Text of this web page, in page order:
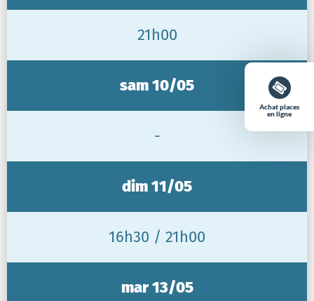
Achat places
en ligne
21h00
sam 10/05
-
dim 11/05
16h30 / 21h00
mar 13/05